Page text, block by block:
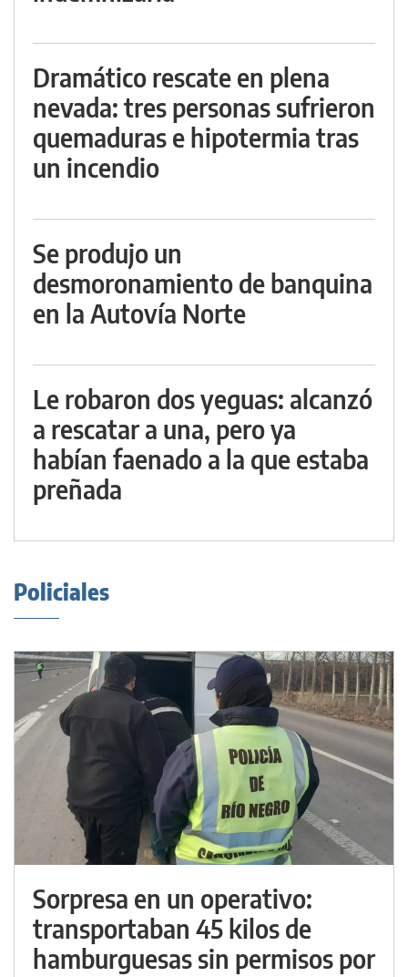
Dramático rescate en plena
nevada: tres personas sufrieron
quemaduras e hipotermia tras
un incendio
Se produjo un
desmoronamiento de banquina
en la Autovía Norte
Le robaron dos yeguas: alcanzó
a rescatar a una, pero ya
habían faenado a la que estaba
preñada
Policiales
Sorpresa en un operativo:
transportaban 45 kilos de
hamburguesas sin permisos por